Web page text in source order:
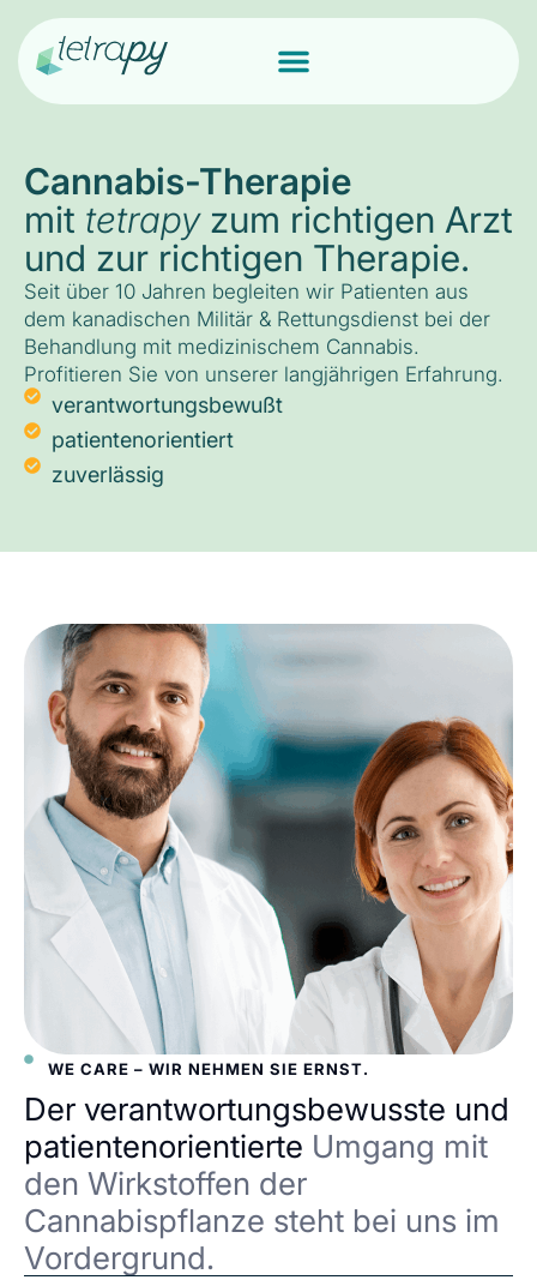
Cannabis-Therapie
mit tetrapyzum richtigen Arzt
und zur richtigen Therapie.
Seit über 10 Jahren begleiten wir Patienten aus
dem kanadischen Militär & Rettungsdienst bei der
Behandlung mit medizinischem Cannabis.
Profitieren Sie von unserer langjährigen Erfahrung.
verantwortungsbewußt
patientenorientiert
zuverlässig
WE CARE – WIR NEHMEN SIE ERNST.
Der verantwortungsbewusste und
patientenorientierte Umgang mit
den Wirkstoffen der
Cannabispflanze steht bei uns im
Vordergrund.